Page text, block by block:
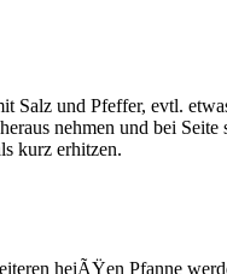
Salz und Pfeffer, evtl.
nehmen und bei
kurz erhitzen.
heiÃŸen Pfanne